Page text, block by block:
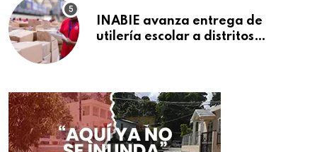
INABIE avanza entrega de
utilería escolar a distritos